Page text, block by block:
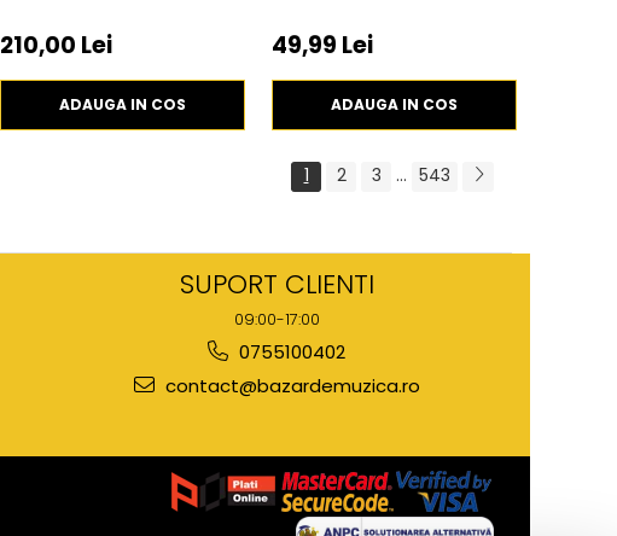
210,00 Lei
ADAUGA IN COS
49,99 Lei
ADAUGA IN COS
1 2 3 ... 543
SUPORT CLIENTI
09:00-17:00
0755100402
contact@bazardemuzica.ro